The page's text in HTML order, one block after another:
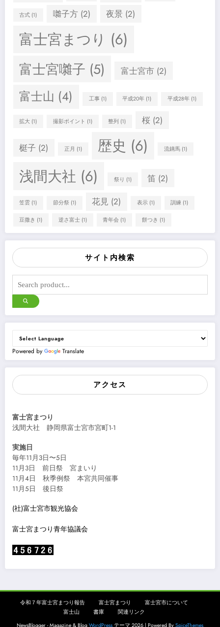
古式 (1) 囃子方(2) 夜景 (2)
富士宮まつり (6)
富士宮囃子 (5) 富士宮市(2)
富士山 (4) 工事(1) 平成20年 (1) 平成28年(1)
拡大 (1) 撮影ポイント (1) 整列 (1) 桜(2)
梃子 (2) 正月 (1) 歴史 (6) 流鏑馬(1)
浅間大社 (6) 祭り (1) 笛 (2)
笠雲 (1) 節分祭(1) 花見 (2) 表示(1) 訓練 (1)
豆撒き (1) 逆さ富士(1) 青年会 (1) 餅つき (1)
サイト内検索
Powered by Translate
アクセス
富士宮まつり
浅間大社 静岡県富士宮市宮町1-1
実施日
毎年11月3日〜5日
11月3日 前日祭 宮まいり
11月4日 秋季例祭 本宮共同催事
11月5日 後日祭
(社)富士宮市観光協会
富士宮まつり青年協議会
令和７年富士宮まつり報告 富士宮まつり
富士宮市について
富士山
書庫
関連リンク
NewsBlogger - Magazine & Blog WordPress テーマ 2026 | Powered By SpiceThemes